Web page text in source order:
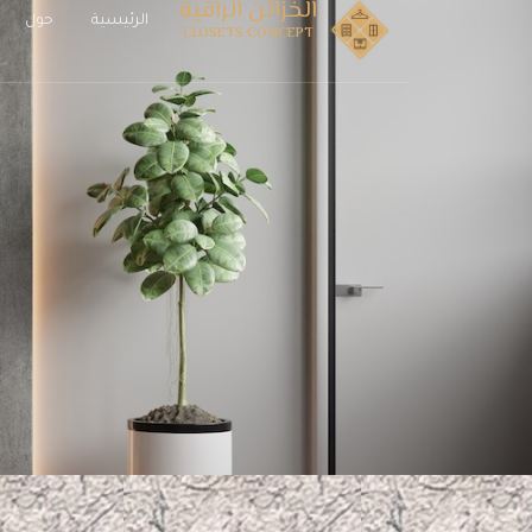
الخزائن الراقية
CLOSETS CONCEPT
الرئيسية حول